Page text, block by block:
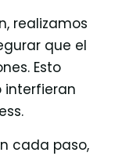
realizamos
que el
Esto
interfieran
cada paso,